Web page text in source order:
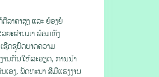
ລາຄາສູງ ແລະ ຍ້ອງຍໍ
ຍະຜ່ານມາ ພ້ອມທັງ
ຊີດຊູບົດບາດຄວາມ
ນກັນໃຫ້ລະອຽດ, ການນໍາ
ອງ, ພັດທະນາ ສີມືແຮງງານ